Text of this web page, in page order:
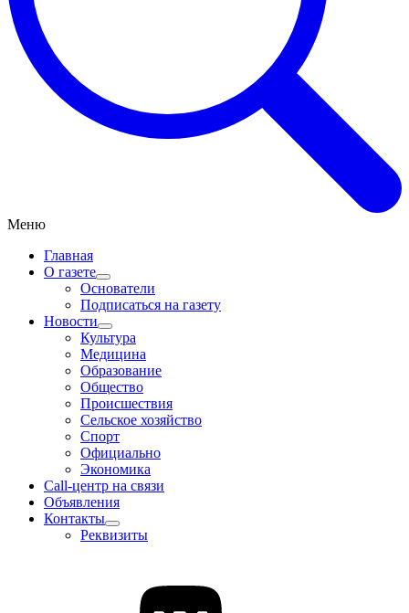
Меню
Главная
О газете
Основатели
Подписаться на газету
Новости
Культура
Медицина
Образование
Общество
Происшествия
Сельское хозяйство
Спорт
Официально
Экономика
Call-центр на связи
Объявления
Контакты
Реквизиты